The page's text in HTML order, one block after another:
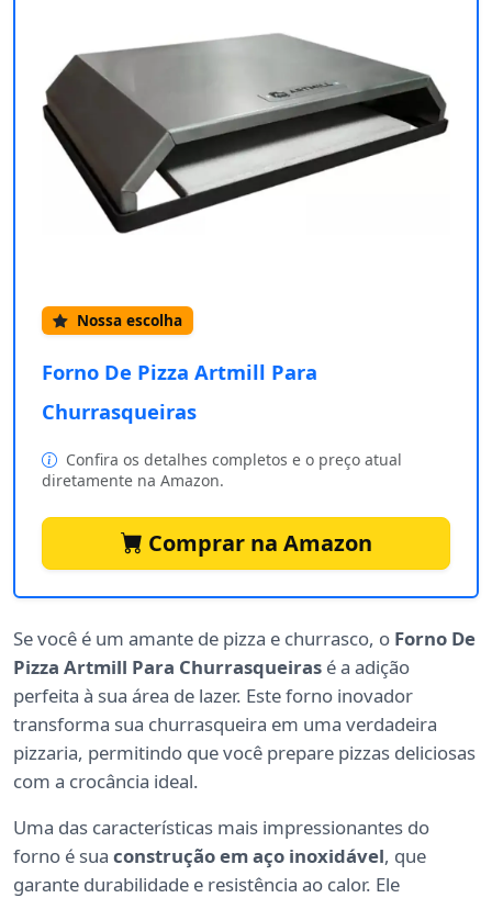
Nossa escolha
Forno De Pizza Artmill Para
Churrasqueiras
Confira os detalhes completos e o preço atual
diretamente na Amazon.
Comprar na Amazon
Se você é um amante de pizza e churrasco, o Forno De
Pizza Artmill Para Churrasqueiras é a adição
perfeita à sua área de lazer. Este forno inovador
transforma sua churrasqueira em uma verdadeira
pizzaria, permitindo que você prepare pizzas deliciosas
com a crocância ideal.
Uma das características mais impressionantes do
forno é sua construção em aço inoxidável, que
garante durabilidade e resistência ao calor. Ele